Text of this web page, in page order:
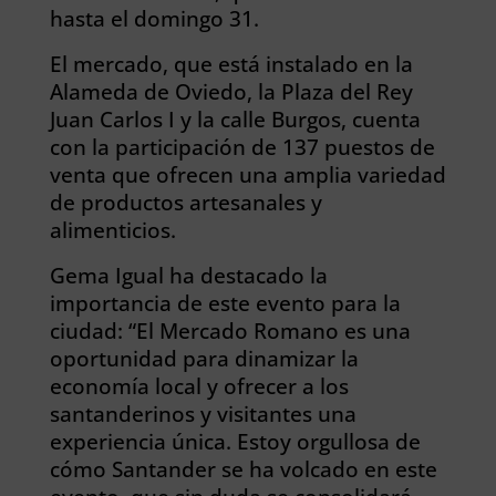
hasta el domingo 31.
El mercado, que está instalado en la
Alameda de Oviedo, la Plaza del Rey
Juan Carlos I y la calle Burgos, cuenta
con la participación de 137 puestos de
venta que ofrecen una amplia variedad
de productos artesanales y
alimenticios.
Gema Igual ha destacado la
importancia de este evento para la
ciudad: “El Mercado Romano es una
oportunidad para dinamizar la
economía local y ofrecer a los
santanderinos y visitantes una
experiencia única. Estoy orgullosa de
cómo Santander se ha volcado en este